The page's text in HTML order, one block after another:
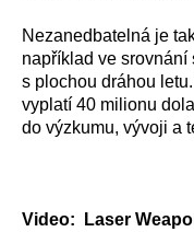
Nezanedbatelná je
například ve srovnání
s plochou dráhou
vyplatí 40 milionu
do výzkumu, vývoji a
Video: Laser